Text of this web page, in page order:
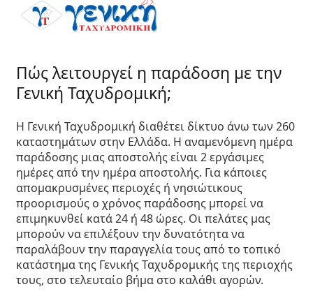
Πώς λειτουργεί η παράδοση με την
Γενική Ταχυδρομική;
Η Γενική Ταχυδρομική διαθέτει δίκτυο άνω των 260
καταστημάτων στην Ελλάδα. Η αναμενόμενη ημέρα
παράδοσης μιας αποστολής είναι 2 εργάσιμες
ημέρες από την ημέρα αποστολής. Για κάποιες
απομακρυσμένες περιοχές ή νησιώτικους
προορισμούς ο χρόνος παράδοσης μπορεί να
επιμηκυνθεί κατά 24 ή 48 ώρες. Οι πελάτες μας
μπορούν να επιλέξουν την δυνατότητα να
παραλάβουν την παραγγελία τους από το τοπικό
κατάστημα της Γενικής Ταχυδρομικής της περιοχής
τους, στο τελευταίο βήμα στο καλάθι αγορών.